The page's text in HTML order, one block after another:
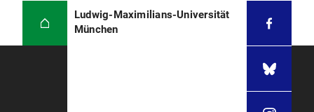
Ludwig-Maximilians-Universität
München